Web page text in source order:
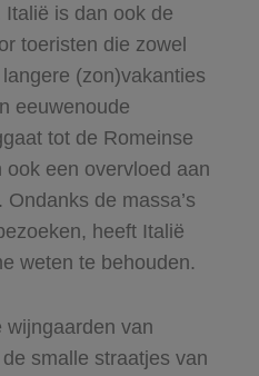
is dan ook de
toeristen die zowel
(zon)vakanties
eeuwenoude
tot de Romeinse
een overvloed aan
de massa’s
heeft Italië
weten te behouden.
wijngaarden van
smalle straatjes van